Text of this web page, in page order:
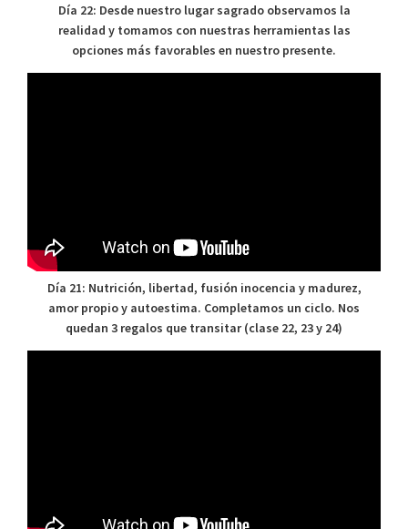
Día 22: Desde nuestro lugar sagrado observamos la
realidad y tomamos con nuestras herramientas las
opciones más favorables en nuestro presente.
Día 21: Nutrición, libertad, fusión inocencia y madurez,
amor propio y autoestima. Completamos un ciclo. Nos
quedan 3 regalos que transitar (clase 22, 23 y 24)